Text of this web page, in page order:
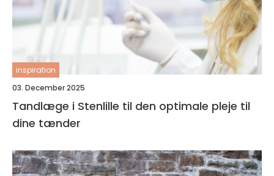
inspiration
03. December 2025
Tandlæge i Stenlille til den optimale pleje til
dine tænder